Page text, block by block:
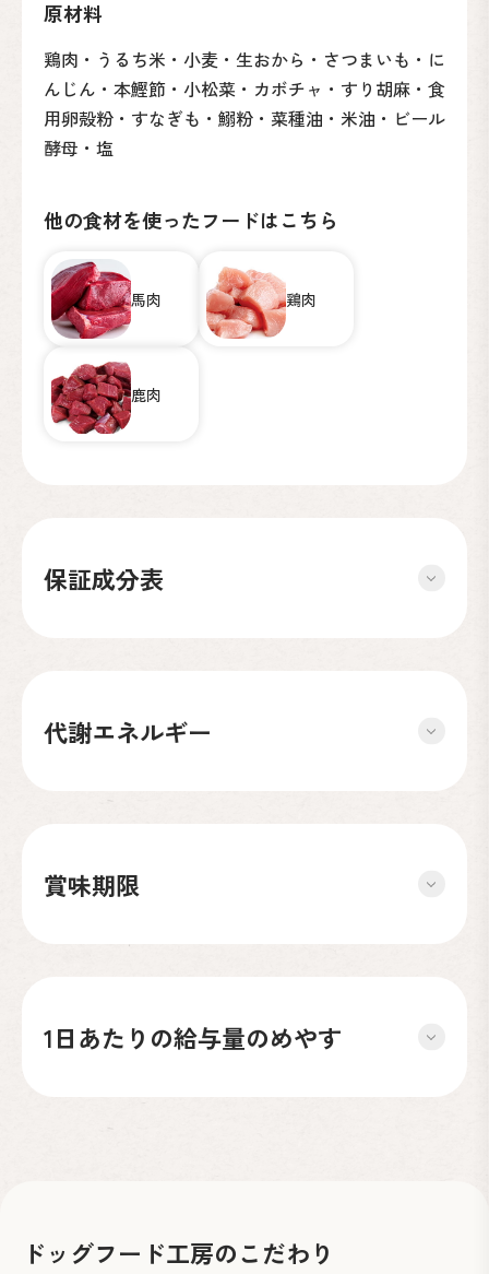
原材料
鶏肉・うるち米・小麦・生おから・さつまいも・に
んじん・本鰹節・小松菜・カボチャ・すり胡麻・食
用卵殻粉・すなぎも・鰯粉・菜種油・米油・ビール
酵母・塩
他の食材を使ったフードはこちら
馬肉 鶏肉
鹿肉
保証成分表
代謝エネルギー
賞味期限
1日あたりの給与量のめやす
ドッグフード工房のこだわり